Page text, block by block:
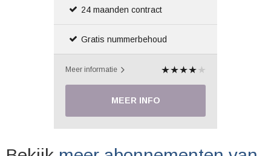
24 maanden contract
Gratis nummerbehoud
Meer informatie
MEER INFO